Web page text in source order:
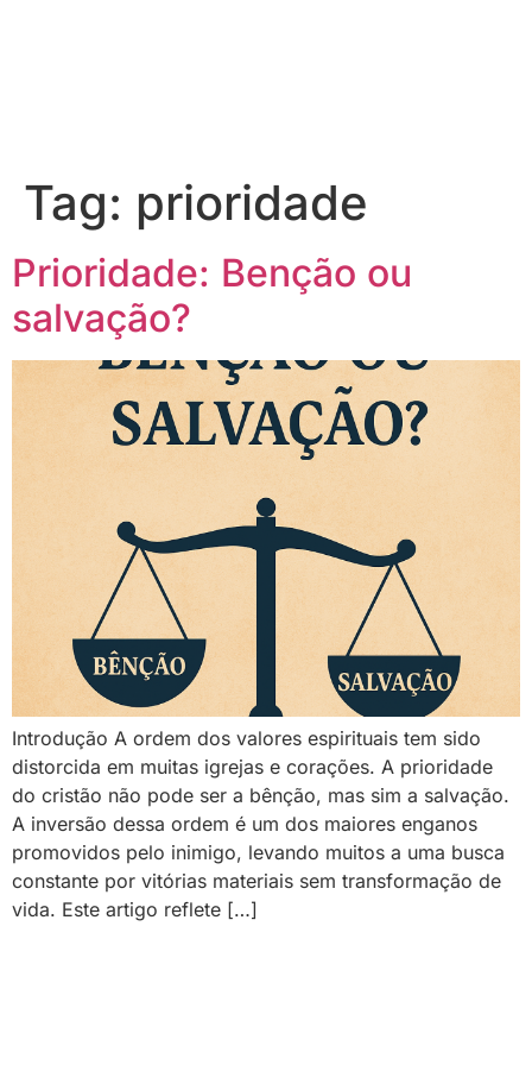
Tag: prioridade
Prioridade: Benção ou
salvação?
Introdução A ordem dos valores espirituais tem sido
distorcida em muitas igrejas e corações. A prioridade
do cristão não pode ser a bênção, mas sim a salvação.
A inversão dessa ordem é um dos maiores enganos
promovidos pelo inimigo, levando muitos a uma busca
constante por vitórias materiais sem transformação de
vida. Este artigo reflete […]